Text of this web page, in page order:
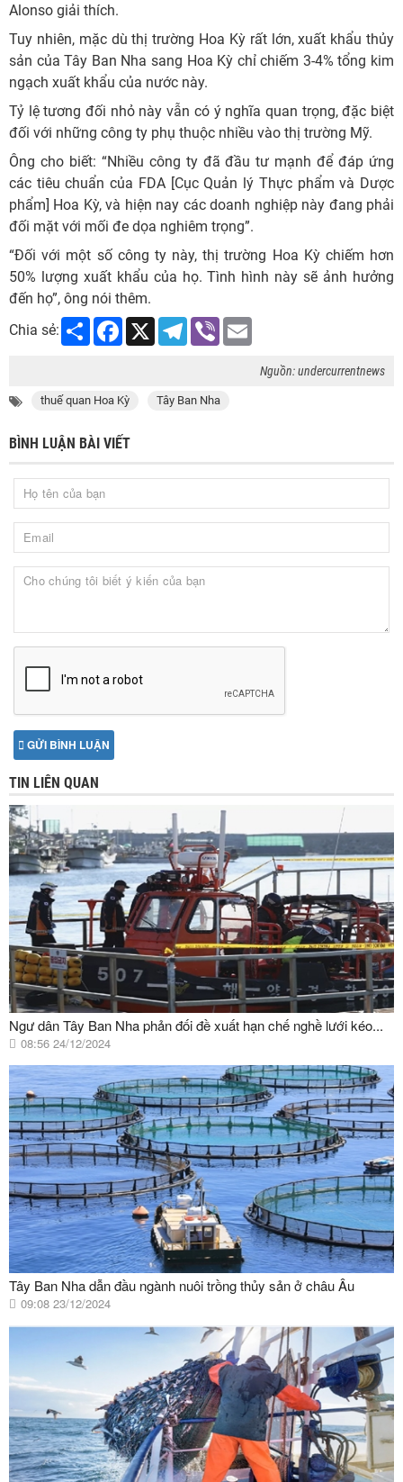
Alonso giải thích.
Tuy nhiên, mặc dù thị trường Hoa Kỳ rất lớn, xuất khẩu thủy
sản của Tây Ban Nha sang Hoa Kỳ chỉ chiếm 3-4% tổng kim
ngạch xuất khẩu của nước này.
Tỷ lệ tương đối nhỏ này vẫn có ý nghĩa quan trọng, đặc biệt
đối với những công ty phụ thuộc nhiều vào thị trường Mỹ.
Ông cho biết: “Nhiều công ty đã đầu tư mạnh để đáp ứng
các tiêu chuẩn của FDA [Cục Quản lý Thực phẩm và Dược
phẩm] Hoa Kỳ, và hiện nay các doanh nghiệp này đang phải
đối mặt với mối đe dọa nghiêm trọng”.
“Đối với một số công ty này, thị trường Hoa Kỳ chiếm hơn
50% lượng xuất khẩu của họ. Tình hình này sẽ ảnh hưởng
đến họ”, ông nói thêm.
Chia sẻ:
Share Facebook
X Telegram
Viber
Nguồn: undercurrentnews
thuế quan Hoa Kỳ Tây Ban Nha
BÌNH LUẬN BÀI VIẾT
GỬI BÌNH LUẬN
TIN LIÊN QUAN
Ngư dân Tây Ban Nha phản đối đề xuất hạn chế nghề lưới kéo...
08:56 24/12/2024
Tây Ban Nha dẫn đầu ngành nuôi trồng thủy sản ở châu Âu
09:08 23/12/2024